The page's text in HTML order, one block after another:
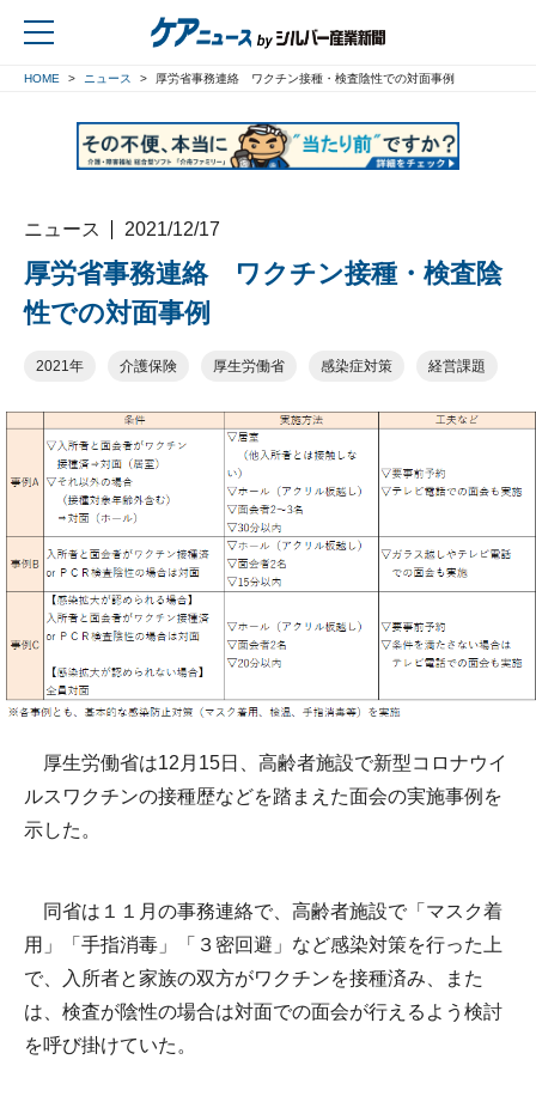
HOME ニュース 厚労省事務連絡 ワクチン接種・検査陰性での対面事例
ニュース 2021/12/17
厚労省事務連絡 ワクチン接種・検査陰
性での対面事例
2021年 介護保険 厚生労働省 感染症対策 経営課題
厚生労働省は12月15日、高齢者施設で新型コロナウイ
ルスワクチンの接種歴などを踏まえた面会の実施事例を
示した。
同省は１１月の事務連絡で、高齢者施設で「マスク着
用」「手指消毒」「３密回避」など感染対策を行った上
で、入所者と家族の双方がワクチンを接種済み、また
は、検査が陰性の場合は対面での面会が行えるよう検討
を呼び掛けていた。